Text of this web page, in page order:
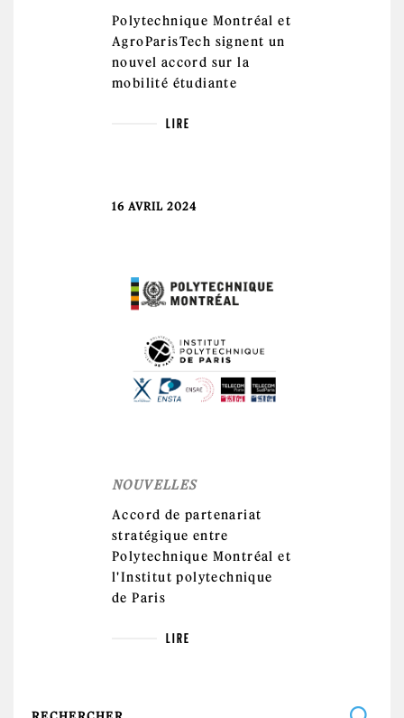
Polytechnique Montréal et
AgroParisTech signent un
nouvel accord sur la
mobilité étudiante
LIRE
16 AVRIL 2024
NOUVELLES
Accord de partenariat
stratégique entre
Polytechnique Montréal et
l'Institut polytechnique
de Paris
LIRE